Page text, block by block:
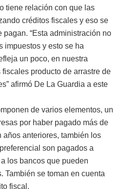
tiene relación con que las
créditos fiscales y eso se
“Esta administración no
impuestos y esto se ha
un poco, en nuestra
producto de arrastre de
afirmó De La Guardia a este
de varios elementos, un
por haber pagado más de
años anteriores, también los
son pagados a
los bancos que pueden
También se toman en cuenta
fiscal.